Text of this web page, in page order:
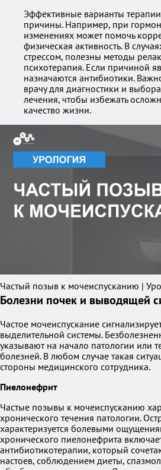
Эффективные варианты терапии
причины. Например, при
изменениях может помочь
физическая активность. В
стрессом, полезны методы
психотерапия. Если причиной
назначаются антибиотики.
врачу для диагностики и
лечения, чтобы избежать
качество жизни.
Частый позыв к мочеиспусканию |
Болезни почек и выводящей
Частое мочеиспускание
выделительной системы.
указывают на начало патологии или
болезней. В любом случае такая
стороны медицинского сотрудника.
Пиелонефрит
Частые позывы к мочеиспусканию
хронического течения патологии.
характеризуется болевыми
хронического пиелонефрита
антибиотикотерапии, который
настоев, соблюдением диеты,